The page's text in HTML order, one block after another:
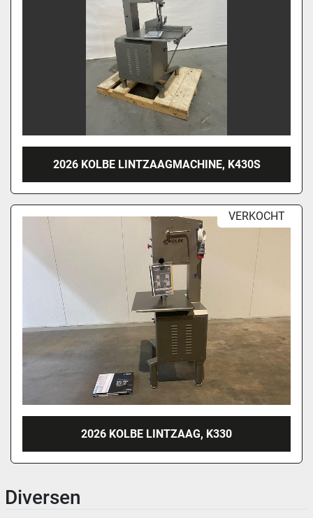
2026 KOLBE LINTZAAGMACHINE, K430S
VERKOCHT
2026 KOLBE LINTZAAG, K330
Diversen